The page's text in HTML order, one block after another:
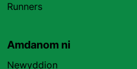
Runners
Amdanom ni
Newyddion